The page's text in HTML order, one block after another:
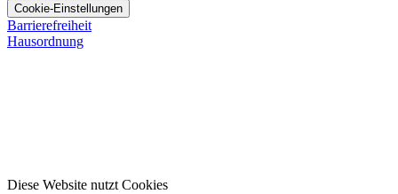
Cookie-Einstellungen
Barrierefreiheit
Hausordnung
Diese Website nutzt Cookies